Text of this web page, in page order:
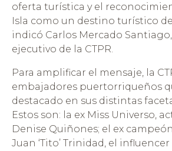
oferta turística y el
Isla como un destino turístico
indicó Carlos Mercado
ejecutivo de la CTPR.
Para amplificar el mensaje, la
embajadores puertorriqueños
destacado en sus distintas
Estos son: la ex Miss Universo,
Denise Quiñones; el ex
Juan ‘Tito’ Trinidad, el